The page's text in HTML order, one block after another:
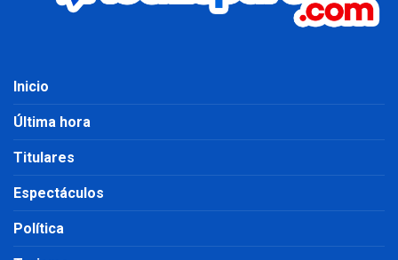
Inicio
Última hora
Titulares
Espectáculos
Política